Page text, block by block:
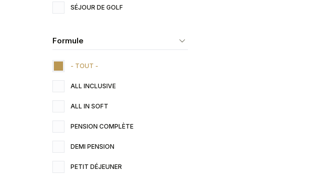
SÉJOUR DE GOLF
Formule
- TOUT -
ALL INCLUSIVE
ALL IN SOFT
PENSION COMPLÈTE
DEMI PENSION
PETIT DÉJEUNER